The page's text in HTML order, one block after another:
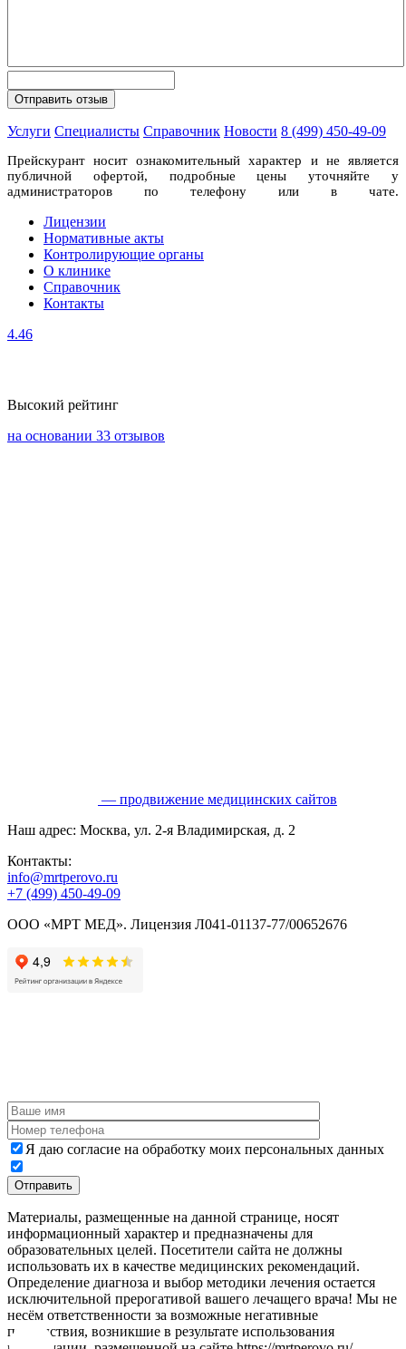
Услуги Специалисты Справочник Новости 8 (499) 450-49-09
Прейскурант носит ознакомительный характер и не является
публичной офертой, подробные цены уточняйте у
администраторов по телефону или в чате.
Лицензии
Нормативные акты
Контролирующие органы
О клинике
Справочник
Контакты
4.46
Высокий рейтинг
на основании 33 отзывов
— продвижение медицинских сайтов
Наш адрес: Москва, ул. 2-я Владимирская, д. 2
Контакты:
info@mrtperovo.ru
+7 (499) 450-49-09
ООО «МРТ МЕД». Лицензия Л041-01137-77/00652676
Я даю согласие на обработку моих персональных данных
Материалы, размещенные на данной странице, носят
информационный характер и предназначены для
образовательных целей. Посетители сайта не должны
использовать их в качестве медицинских рекомендаций.
Определение диагноза и выбор методики лечения остается
исключительной прерогативой вашего лечащего врача! Мы не
несём ответственности за возможные негативные
последствия, возникшие в результате использования